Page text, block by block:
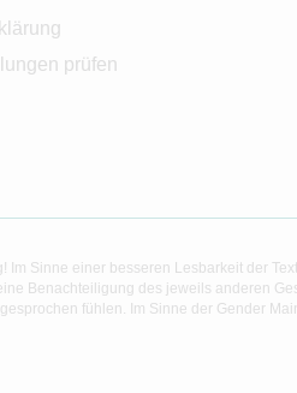
prüfen
Sinne einer besseren Lesbarkeit der
Benachteiligung des jeweils anderen
fühlen. Im Sinne der Gender